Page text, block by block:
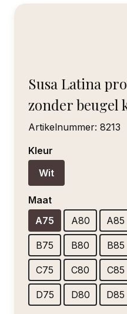
Susa Latina
zonder beugel
Artikelnummer: 8213
Kleur
Wit
Maat
A75
A80 A85
B75 B80 B85
C75 C80 C85
D75 D80 D85